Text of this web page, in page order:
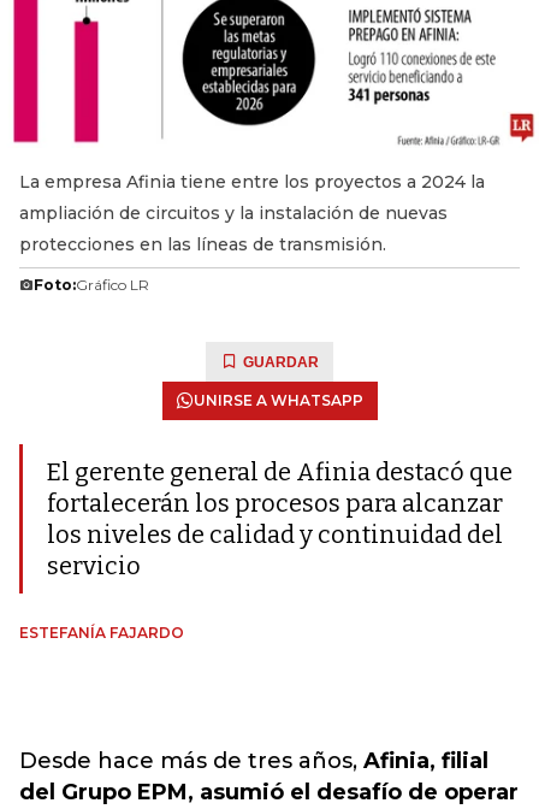
La empresa Afinia tiene entre los proyectos a 2024 la
ampliación de circuitos y la instalación de nuevas
protecciones en las líneas de transmisión.
Foto:Gráfico LR
GUARDAR
UNIRSE A WHATSAPP
El gerente general de Afinia destacó que
fortalecerán los procesos para alcanzar
los niveles de calidad y continuidad del
servicio
ESTEFANÍA FAJARDO
Desde hace más de tres años, Afinia, filial
del Grupo EPM, asumió el desafío de operar